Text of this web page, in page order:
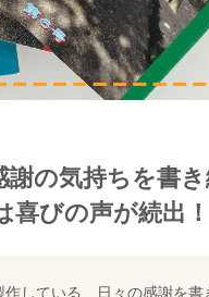
の気持ちを書き
喜びの声が続出！
している、日々の感謝を